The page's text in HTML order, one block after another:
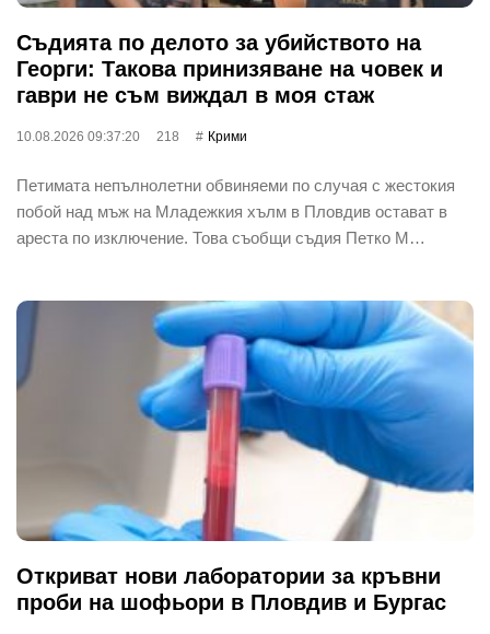
Съдията по делото за убийството на
Георги: Такова принизяване на човек и
гаври не съм виждал в моя стаж
10.08.2026 09:37:20 218 Крими
Петимата непълнолетни обвиняеми по случая с жестокия
побой над мъж на Младежкия хълм в Пловдив остават в
ареста по изключение. Това съобщи съдия Петко М…
Откриват нови лаборатории за кръвни
проби на шофьори в Пловдив и Бургас